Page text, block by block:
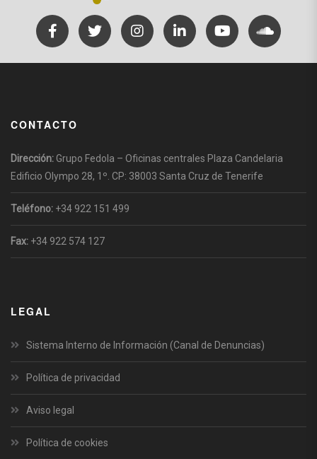
CONTACTO
Dirección: Grupo Fedola – Oficinas centrales Plaza Candelaria
Edificio Olympo 28, 1º. CP: 38003 Santa Cruz de Tenerife
Teléfono: +34 922 151 499
Fax: +34 922 574 127
LEGAL
Sistema Interno de Información (Canal de Denuncias)
Política de privacidad
Aviso legal
Política de cookies